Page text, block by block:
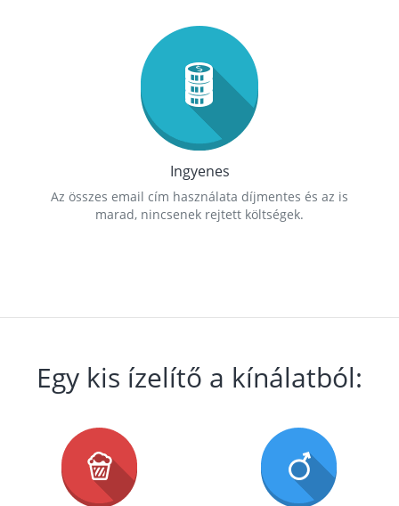
Ingyenes
Az összes email cím használata díjmentes és az is
marad, nincsenek rejtett költségek.
Egy kis ízelítő a kínálatból: